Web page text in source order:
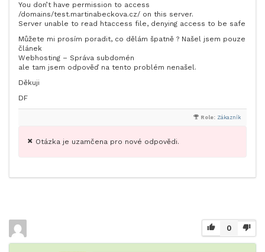
You don’t have permission to access
/domains/test.martinabeckova.cz/ on this server.
Server unable to read htaccess file, denying access to be safe
Můžete mi prosím poradit, co dělám špatně ? Našel jsem pouze
článek
Webhosting – Správa subdomén
ale tam jsem odpověď na tento problém nenašel.
Děkuji
DF
Role: Zákazník
Otázka je uzamčena pro nové odpovědi.
0